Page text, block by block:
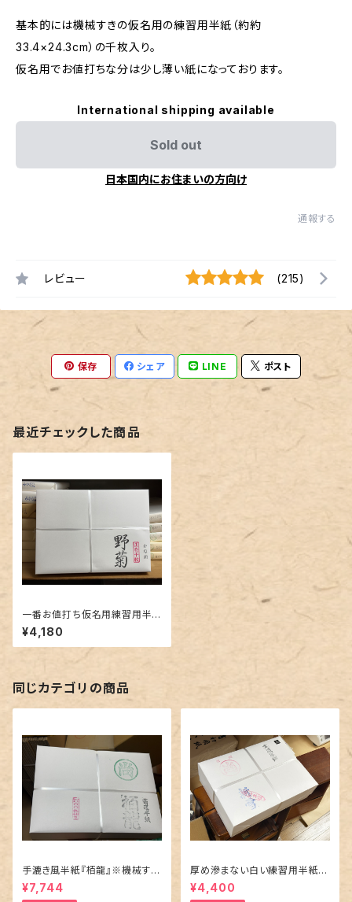
基本的には機械すきの仮名用の練習用半紙（約約
33.4×24.3cm）の千枚入り。
仮名用でお値打ちな分は少し薄い紙になっております。
International shipping available
Sold out
日本国内にお住まいの方向け
通報する
レビュー (215)
保存 シェア LINE ポスト
最近チェックした商品
一番お値打ち仮名用練習用半
紙『野菊』※千枚
¥4,180
同じカテゴリの商品
手漉き風半紙『栢龍』※機械すき
（1000枚入り）
¥7,744
厚め滲まない白い練習用半紙
『新雪』※機械すき（1000枚入
り）
¥4,400